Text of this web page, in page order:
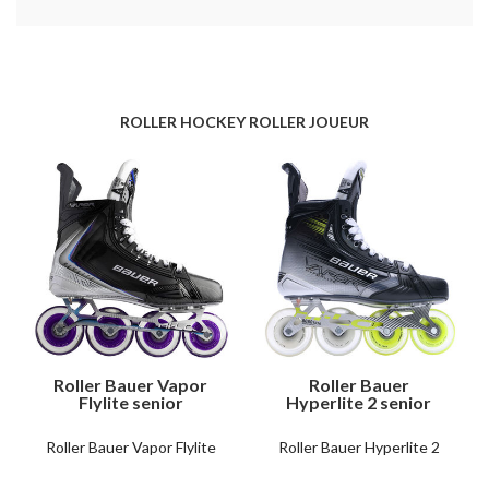
ROLLER HOCKEY ROLLER JOUEUR
Roller Bauer Vapor
Flylite senior
Roller Bauer Vapor Flylite
Roller Bauer
Hyperlite 2 senior
Roller Bauer Hyperlite 2